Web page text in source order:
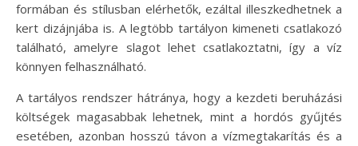
formában és stílusban elérhetők, ezáltal illeszkedhetnek a
kert dizájnjába is. A legtöbb tartályon kimeneti csatlakozó
található, amelyre slagot lehet csatlakoztatni, így a víz
könnyen felhasználható.
A tartályos rendszer hátránya, hogy a kezdeti beruházási
költségek magasabbak lehetnek, mint a hordós gyűjtés
esetében, azonban hosszú távon a vízmegtakarítás és a